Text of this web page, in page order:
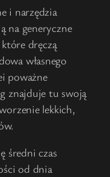
i narzędzia
na generyczne
dręczą
własnego
poważne
znajduje tu swoją
lekkich,
średni czas
od dnia